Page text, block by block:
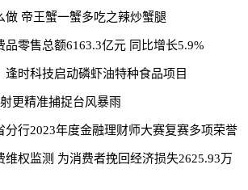
做 帝王蟹一蟹多吃之辣炒蟹腿
品零售总额6163.3亿元 同比增长5.9%
逢时科技启动磷虾油特种食品项目
更精准捕捉台风暴雨
分行2023年度金融理财师大赛复赛多项荣誉
维权监测 为消费者挽回经济损失2625.93万